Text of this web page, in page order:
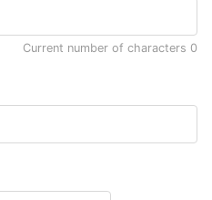
Current number of characters 0